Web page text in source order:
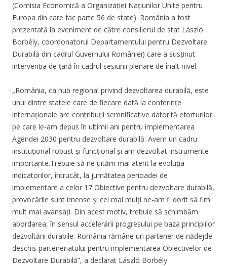
(Comisia Economică a Organizației Națiunilor Unite pentru
Europa din care fac parte 56 de state). România a fost
prezentată la eveniment de către consilierul de stat László
Borbély, coordonatorul Departamentului pentru Dezvoltare
Durabilă din cadrul Guvernului României) care a susținut
intervenția de țară în cadrul sesiunii plenare de înalt nivel.
„România, ca hub regional privind dezvoltarea durabilă, este
unul dintre statele care de fiecare dată la conferințe
internaționale are contribuții semnificative datorită eforturilor
pe care le-am depus în ultimii ani pentru implementarea
Agendei 2030 pentru dezvoltare durabilă. Avem un cadru
instituțional robust și funcțional și am dezvoltat instrumente
importante.Trebuie să ne uităm mai atent la evoluția
indicatorilor, întrucât, la jumătatea perioadei de
implementare a celor 17 Obiective pentru dezvoltare durabilă,
provocările sunt imense și cei mai mulți ne-am fi dorit să fim
mult mai avansați. Din acest motiv, trebuie să schimbăm
abordarea, în sensul accelerării progresului pe baza principiilor
dezvoltării durabile. România rămâne un partener de nădejde
deschis parteneriatului pentru implementarea Obiectivelor de
Dezvoltare Durabilă”, a declarat László Borbély